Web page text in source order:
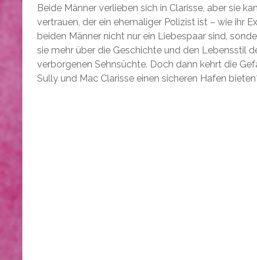
Beide Männer verlieben sich in Clarisse, aber sie
vertrauen, der ein ehemaliger Polizist ist – wie ihr
beiden Männer nicht nur ein Liebespaar sind,
sie mehr über die Geschichte und den Lebensstil
verborgenen Sehnsüchte. Doch dann kehrt die
Sully und Mac Clarisse einen sicheren Hafen